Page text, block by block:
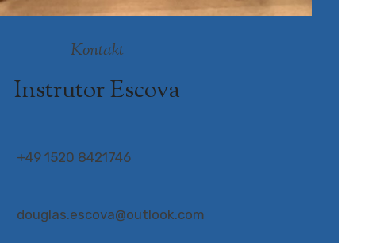
Kontakt
Instrutor Escova
+49 1520 8421746
douglas.escova@outlook.com